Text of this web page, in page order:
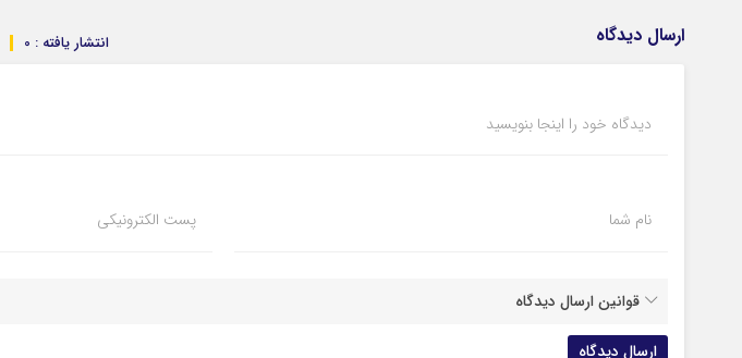
ارسال دیدگاه انتشار یافته : 0
دیدگاه خود را اینجا بنویسید
نام شما پست الکترونیکی
قوانین ارسال دیدگاه